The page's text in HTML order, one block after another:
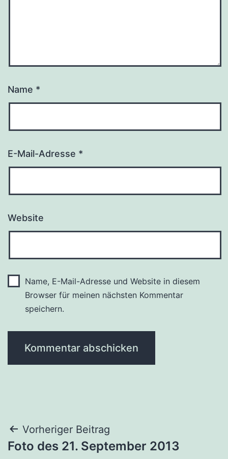
Name *
E-Mail-Adresse *
Website
Name, E-Mail-Adresse und Website in diesem
Browser für meinen nächsten Kommentar
speichern.
Beitragsnavigation
Vorheriger Beitrag
Foto des 21. September 2013